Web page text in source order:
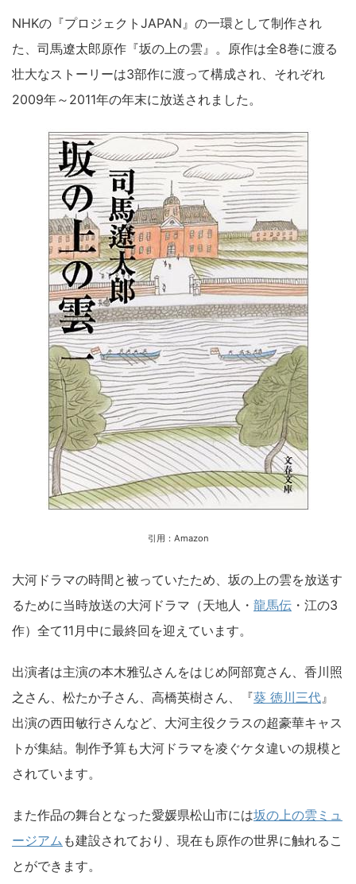
NHKの『プロジェクトJAPAN』の一環として制作され
た、司馬遼太郎原作『坂の上の雲』。原作は全8巻に渡る
壮大なストーリーは3部作に渡って構成され、それぞれ
2009年～2011年の年末に放送されました。
引用：Amazon
大河ドラマの時間と被っていたため、坂の上の雲を放送す
るために当時放送の大河ドラマ（天地人・ 龍馬伝 ・江の3
作）全て11月中に最終回を迎えています。
出演者は主演の本木雅弘さんをはじめ阿部寛さん、香川照
之さん、松たか子さん、高橋英樹さん、『葵 徳川三代』
出演の西田敏行さんなど、大河主役クラスの超豪華キャス
トが集結。制作予算も大河ドラマを凌ぐケタ違いの規模と
されています。
また作品の舞台となった愛媛県松山市には坂の上の雲ミュ
ージアム も建設されており、現在も原作の世界に触れるこ
とができます。